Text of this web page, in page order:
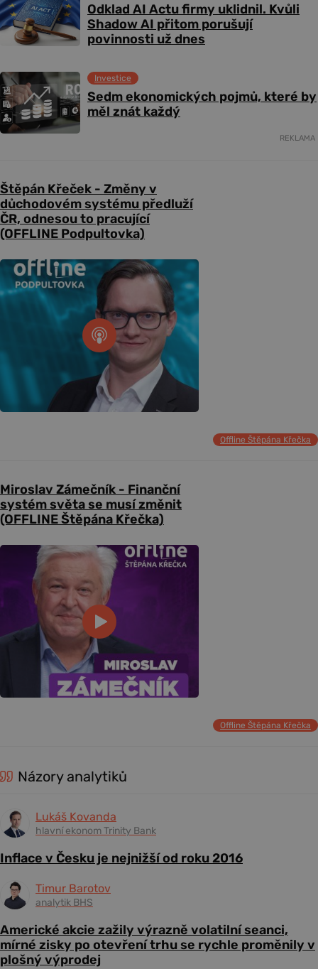
Odklad AI Actu firmy uklidnil. Kvůli
Shadow AI přitom porušují
povinnosti už dnes
Sedm ekonomických pojmů, které by
měl znát každý
Investice
REKLAMA
Štěpán Křeček - Změny v
důchodovém systému předluží
ČR, odnesou to pracující
(OFFLINE Podpultovka)
Offline Štěpána Křečka
Miroslav Zámečník - Finanční
systém světa se musí změnit
(OFFLINE Štěpána Křečka)
Offline Štěpána Křečka
Názory analytiků
Lukáš Kovanda
hlavní ekonom Trinity Bank
Inflace v Česku je nejnižší od roku 2016
Timur Barotov
analytik BHS
Americké akcie zažily výrazně volatilní seanci,
mírné zisky po otevření trhu se rychle proměnily v
plošný výprodej